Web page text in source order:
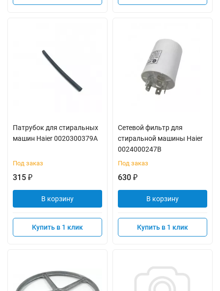
Патрубок для стиральных
машин Haier 0020300379A
Под заказ
315 ₽
В корзину
Купить в 1 клик
Сетевой фильтр для
стиральной машины Haier
0024000247B
Под заказ
630 ₽
В корзину
Купить в 1 клик